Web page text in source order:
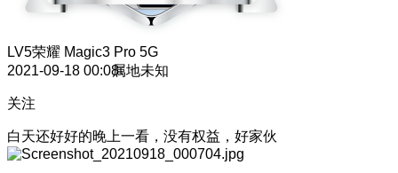
LV5荣耀 Magic3 Pro 5G
2021-09-18 00:08属地未知
关注
白天还好好的晚上一看，没有权益，好家伙